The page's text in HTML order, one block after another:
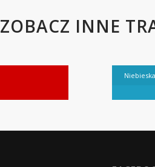
ZOBACZ INNE
Niebieska